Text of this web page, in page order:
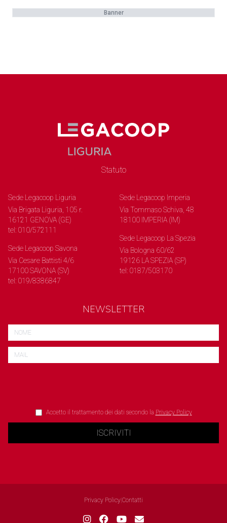
Banner
Statuto
Sede Legacoop Liguria
Via Brigata Liguria, 105 r.
16121 GENOVA (GE)
tel: 010/572111
Sede Legacoop Savona
Via Cesare Battisti 4/6
17100 SAVONA (SV)
tel: 019/8386847
Sede Legacoop Imperia
Via Tommaso Schiva, 48
18100 IMPERIA (IM)
Sede Legacoop La Spezia
Via Bologna 60/62
19126 LA SPEZIA (SP)
tel: 0187/503170
NEWSLETTER
Accetto il trattamento dei dati secondo la Privacy Policy
ISCRIVITI
Privacy Policy Contatti